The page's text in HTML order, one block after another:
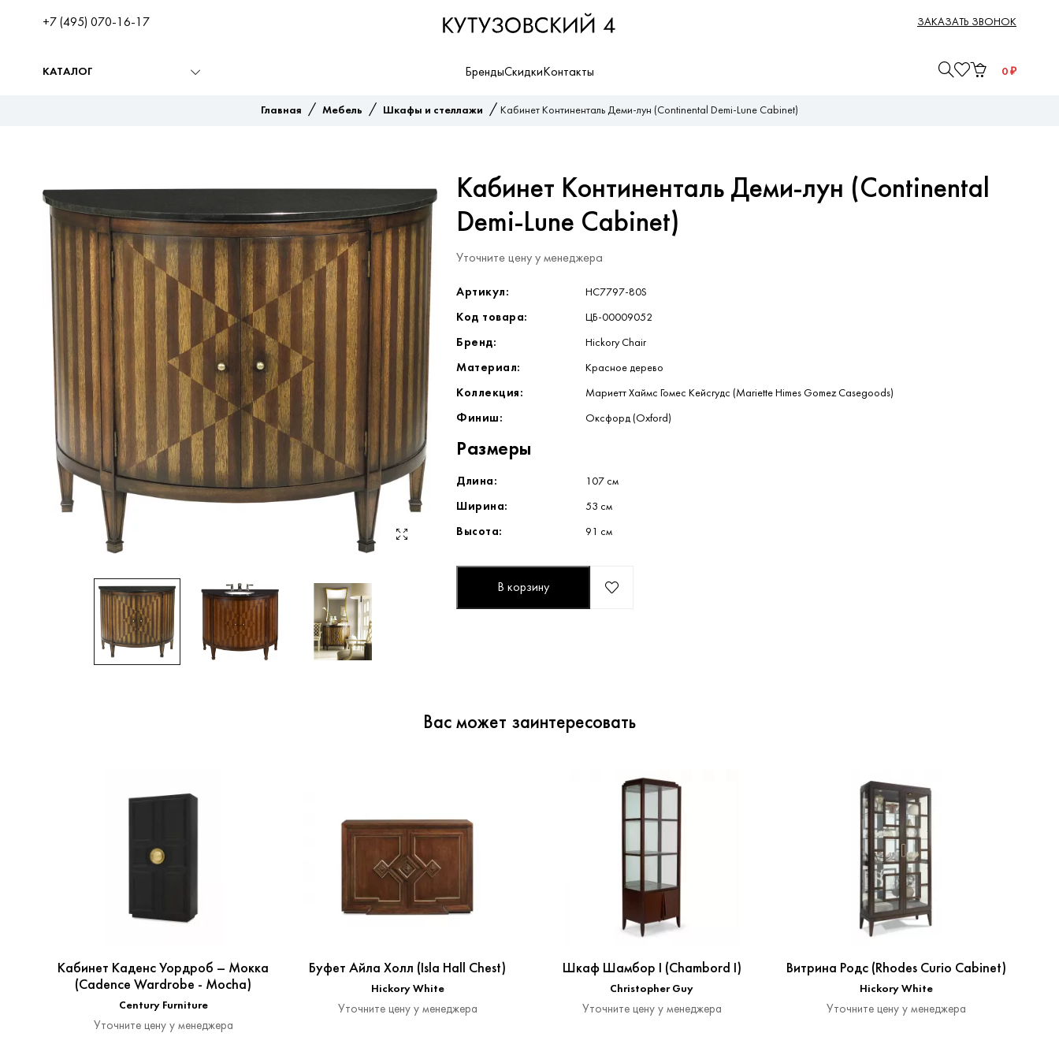
+7 (495) 070-16-17 ЗАКАЗАТЬ ЗВОНОК
КАТАЛОГ БрендыСкидки Контакты 0 ₽
Главная / Мебель / Шкафы и стеллажи / Кабинет Континенталь Деми-лун (Continental Demi-Lune Cabinet)
Кабинет Континенталь Деми-лун (Continental
Demi-Lune Cabinet)
Уточните цену у менеджера
Артикул: HC7797-80S
Код товара: ЦБ-00009052
Бренд: Hickory Chair
Материал: Красное дерево
Коллекция: Мариетт Хаймс Гомес Кейсгудс (Mariette Himes Gomez Casegoods)
Финиш: Оксфорд (Oxford)
Размеры
Длина: 107 см
Ширина: 53 см
Высота: 91 см
В корзину
Вас может заинтересовать
Кабинет Каденс Уордроб – Мокка
(Cadence Wardrobe - Mocha)
Century Furniture
Уточните цену у менеджера
Буфет Айла Холл (Isla Hall Chest)
Hickory White
Уточните цену у менеджера
Шкаф Шамбор I (Chambord I)
Christopher Guy
Уточните цену у менеджера
Витрина Родс (Rhodes Curio Cabinet)
Hickory White
Уточните цену у менеджера